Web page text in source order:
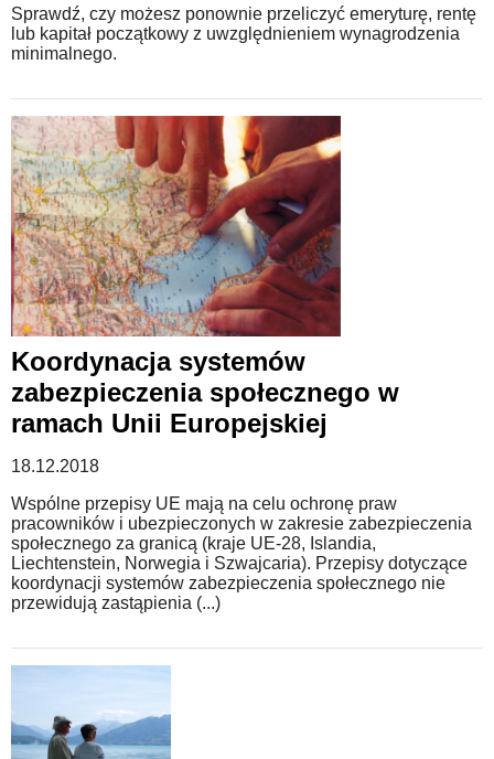
Sprawdź, czy możesz ponownie przeliczyć emeryturę, rentę
lub kapitał początkowy z uwzględnieniem wynagrodzenia
minimalnego.
Koordynacja systemów
zabezpieczenia społecznego w
ramach Unii Europejskiej
18.12.2018
Wspólne przepisy UE mają na celu ochronę praw
pracowników i ubezpieczonych w zakresie zabezpieczenia
społecznego za granicą (kraje UE-28, Islandia,
Liechtenstein, Norwegia i Szwajcaria). Przepisy dotyczące
koordynacji systemów zabezpieczenia społecznego nie
przewidują zastąpienia (...)